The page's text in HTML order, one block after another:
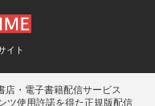
イト
店・電子書籍配信サービス
ツ使用許諾を得た正規版配信